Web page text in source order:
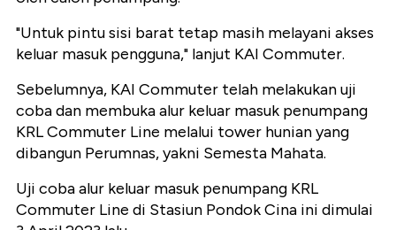
"Untuk pintu sisi barat tetap masih melayani akses
keluar masuk pengguna," lanjut KAI Commuter.
Sebelumnya, KAI Commuter telah melakukan uji
coba dan membuka alur keluar masuk penumpang
KRL Commuter Line melalui tower hunian yang
dibangun Perumnas, yakni Semesta Mahata.
Uji coba alur keluar masuk penumpang KRL
Commuter Line di Stasiun Pondok Cina ini dimulai